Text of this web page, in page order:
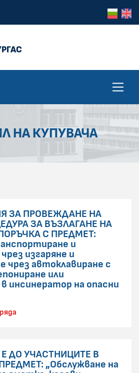
НА КУПУВАЧА
ЗА ПРОВЕЖДАНЕ НА
ЗА ВЪЗЛАГАНЕ НА
С ПРЕДМЕТ:
и
изгаряне и
чрез автоклавиране с
или
инсинератор на опасни
ДО УЧАСТНИЦИТЕ В
„Обслужване на